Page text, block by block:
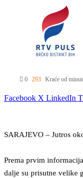
0 293 Kraće od
Facebook X LinkedIn
SARAJEVO – Jutros
Prema prvim
dalje su prisutne velike